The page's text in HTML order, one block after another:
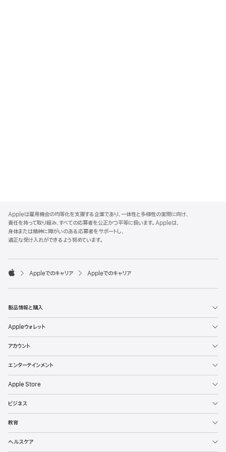
p
p
l
e
o
t
Appleは雇用機会の均等化を支援する企業であり、一体性と多様性の実現に向け、
責任を持って取り組み、すべての応募者を公正かつ平等に扱います。Appleは、
身体または精神に障がいのある応募者をサポートし、
適正な受け入れができるよう努めています。

p
l
Appleでのキャリア Appleでのキャリア
製品情報と購入
Appleウォレット
アカウント
エンターテインメント
Apple Store
ビジネス
教育
ヘルスケア